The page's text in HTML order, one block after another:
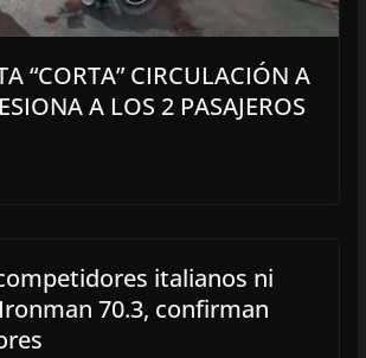
“CORTA” CIRCULACIÓN A
A LOS 2 PASAJEROS
italianos ni
70.3, confirman